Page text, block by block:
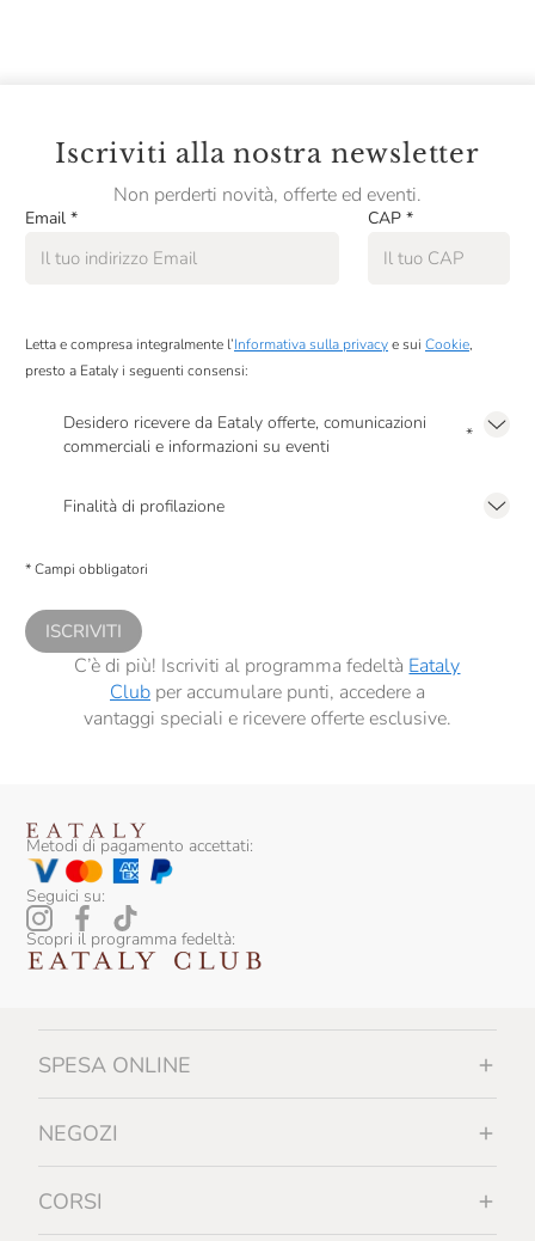
Iscriviti alla nostra newsletter
Non perderti novità, offerte ed eventi.
Email * CAP *
Letta e compresa integralmente l’Informativa sulla privacye sui Cookie,
presto a Eataly i seguenti consensi:
Desidero ricevere da Eataly offerte, comunicazioni
commerciali e informazioni su eventi
*
Finalità di profilazione
comunicazioni commerciali personalizzate, in caso di consenso prestato ai
* Campi obbligatori
ISCRIVITI
C’è di più! Iscriviti al programma fedeltà Eataly
Clubper accumulare punti, accedere a
vantaggi speciali e ricevere offerte esclusive.
Metodi di pagamento accettati:
Seguici su:
Scopri il programma fedeltà:
SPESA ONLINE
NEGOZI
CORSI